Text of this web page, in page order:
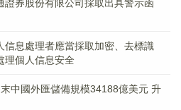
證券股份有限公司採取出具警示函
信息處理者應當採取加密、去標識
理個人信息安全
中國外匯儲備規模34188億美元 升